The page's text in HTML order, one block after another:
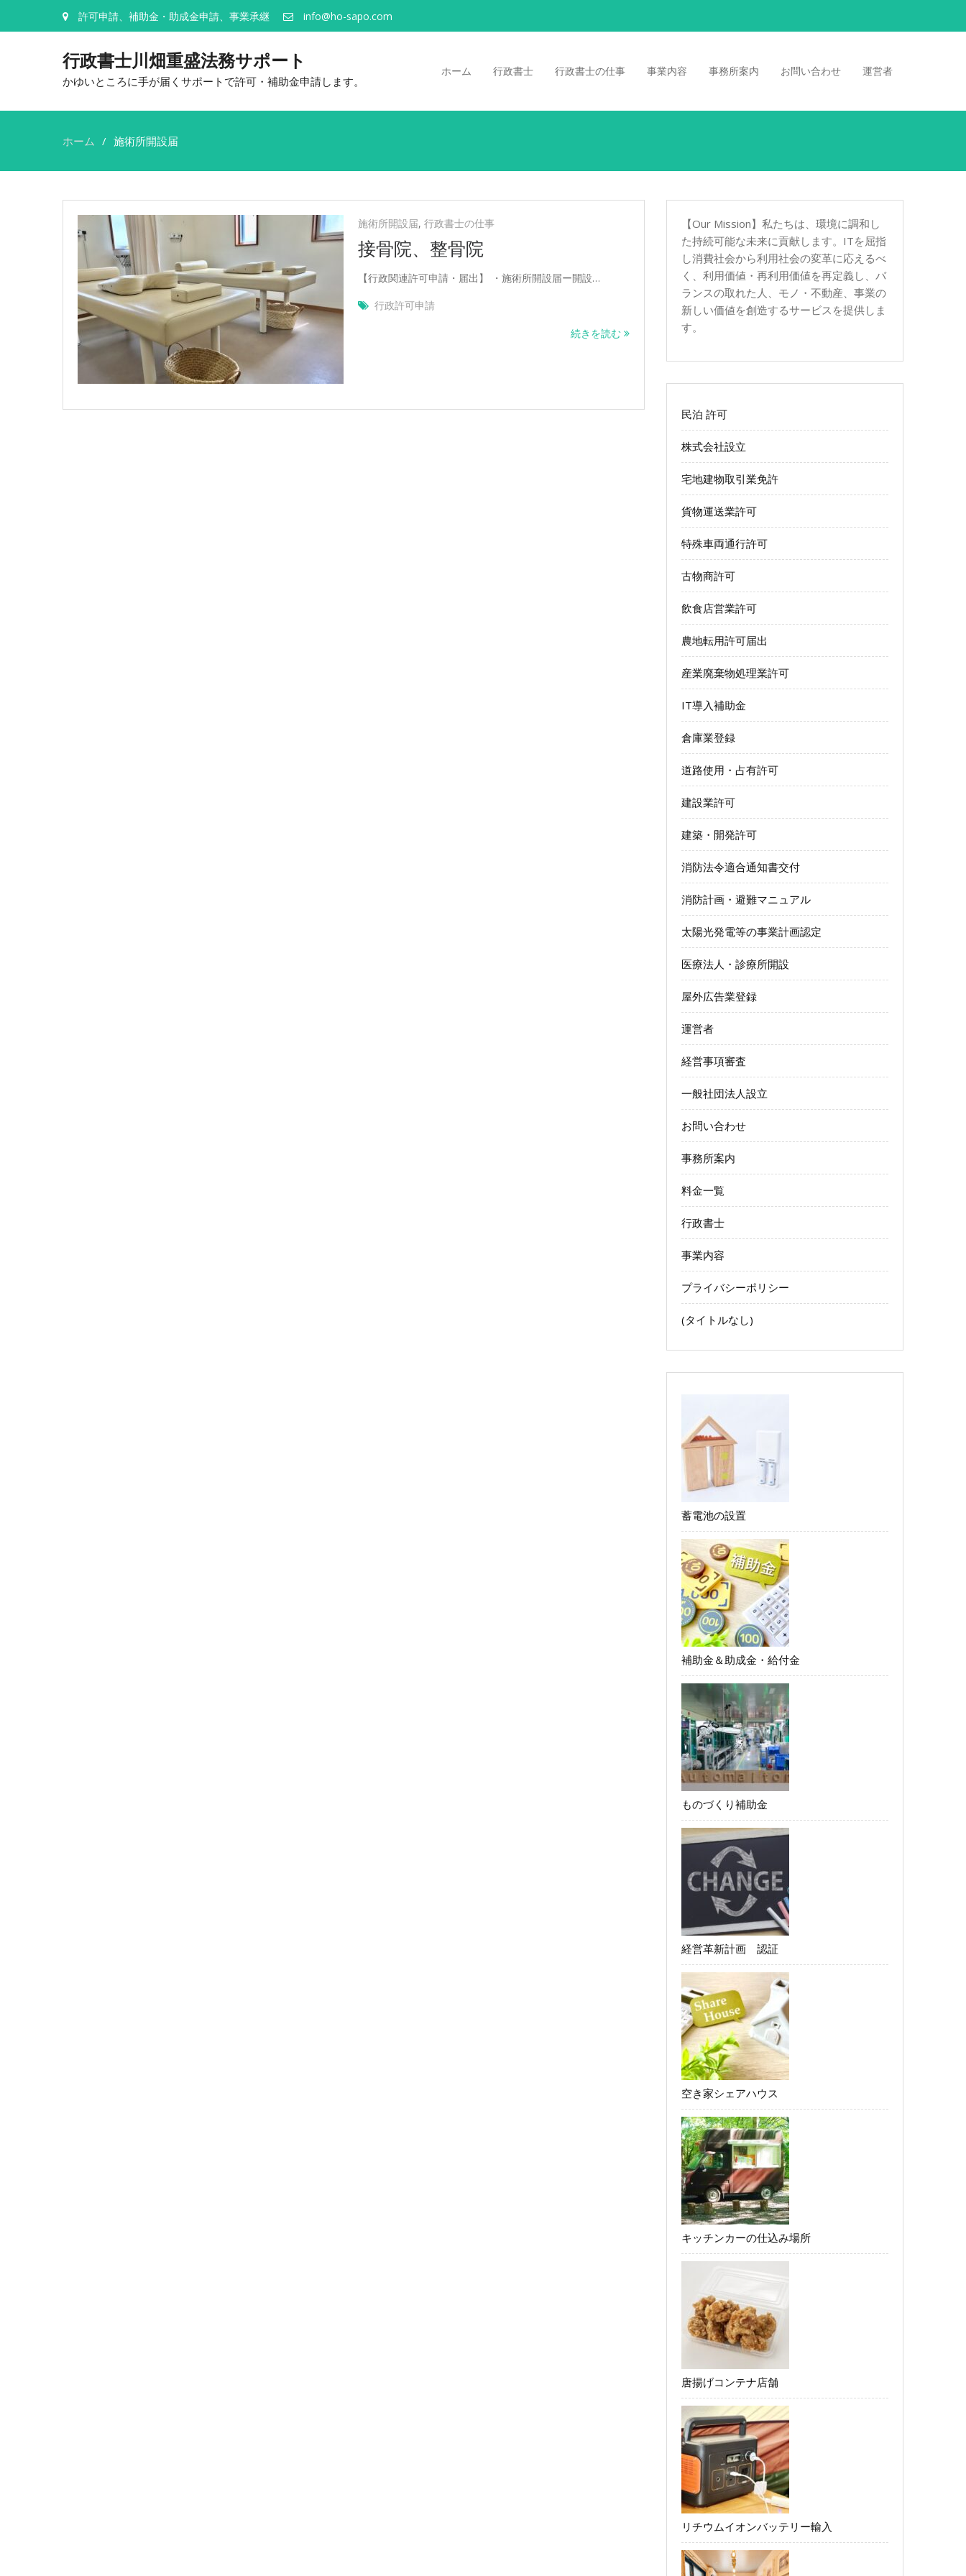
許可申請、補助金・助成金申請、事業承継 info@ho-sapo.com
行政書士川畑重盛法務サポート
かゆいところに手が届くサポートで許可・補助金申請します。
ホーム 行政書士 行政書士の仕事 事業内容 事務所案内 お問い合わせ 運営者
ホーム 施術所開設届
施
術
所
設
届
施術所開設届, 行政書士の仕事
接骨院、整骨院
【行政関連許可申請・届出】 ・施術所開設届ー開設…
行政許可申請
続きを読む
【Our Mission】私たちは、環境に調和し
た持続可能な未来に貢献します。ITを屈指
し消費社会から利用社会の変革に応えるべ
く、利用価値・再利用価値を再定義し、バ
ランスの取れた人、モノ・不動産、事業の
新しい価値を創造するサービスを提供しま
す。
民泊 許可
株式会社設立
宅地建物取引業免許
貨物運送業許可
特殊車両通行許可
古物商許可
飲食店営業許可
農地転用許可届出
産業廃棄物処理業許可
IT導入補助金
倉庫業登録
道路使用・占有許可
建設業許可
建築・開発許可
消防法令適合通知書交付
消防計画・避難マニュアル
太陽光発電等の事業計画認定
医療法人・診療所開設
屋外広告業登録
運営者
経営事項審査
一般社団法人設立
お問い合わせ
事務所案内
料金一覧
行政書士
事業内容
プライバシーポリシー
(タイトルなし)
蓄電池の設置
補助金＆助成金・給付金
ものづくり補助金
経営革新計画 認証
空き家シェアハウス
キッチンカーの仕込み場所
唐揚げコンテナ店舗
リチウムイオンバッテリー輸入